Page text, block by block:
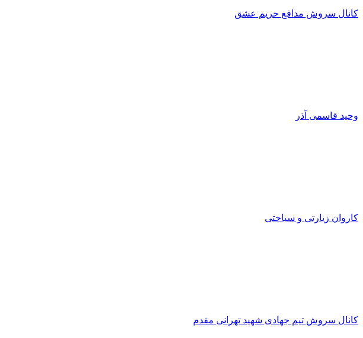
کانال سروش مدافع حریم عشق
وحید قاسمی آذر
کاروان زیارتی و سیاحتی
کانال سروش تیم جهادی شهید تهرانی مقدم